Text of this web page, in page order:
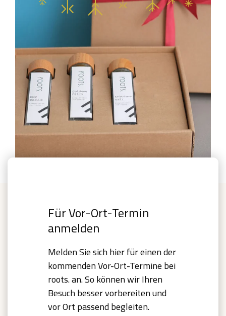
Für Vor-Ort-Termin
anmelden
Melden Sie sich hier für einen der
kommenden Vor-Ort-Termine bei
roots. an. So können wir Ihren
Besuch besser vorbereiten und
vor Ort passend begleiten.